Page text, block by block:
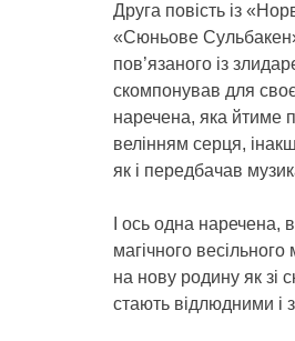
Друга повість із
«Сюньове
пов’язаного із
скомпонував для
наречена, яка йтиме
велінням серця,
як і передбачав
І ось одна
магічного
на нову родину як зі
стають відлюдними і